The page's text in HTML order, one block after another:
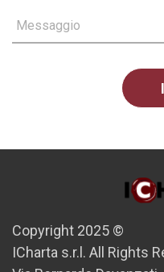
Messaggio
Copyright 2025 ©
ICharta s.r.l. All Rights